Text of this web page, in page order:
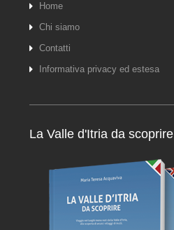
Home
Chi siamo
Contatti
Informativa privacy ed estesa
La Valle d'Itria da scoprire